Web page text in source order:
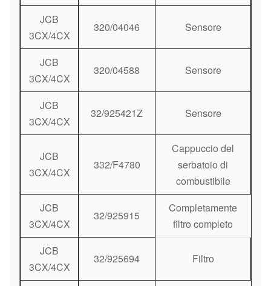
JCB
3CX/4CX
320/04046 Sensore
JCB
3CX/4CX
320/04588 Sensore
JCB
3CX/4CX
32/925421Z Sensore
JCB
3CX/4CX
332/F4780
Cappuccio del
serbatoio di
combustibile
JCB
3CX/4CX
32/925915
Completamente
filtro completo
JCB
3CX/4CX
32/925694 Filtro